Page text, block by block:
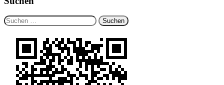
Suchen
nach: